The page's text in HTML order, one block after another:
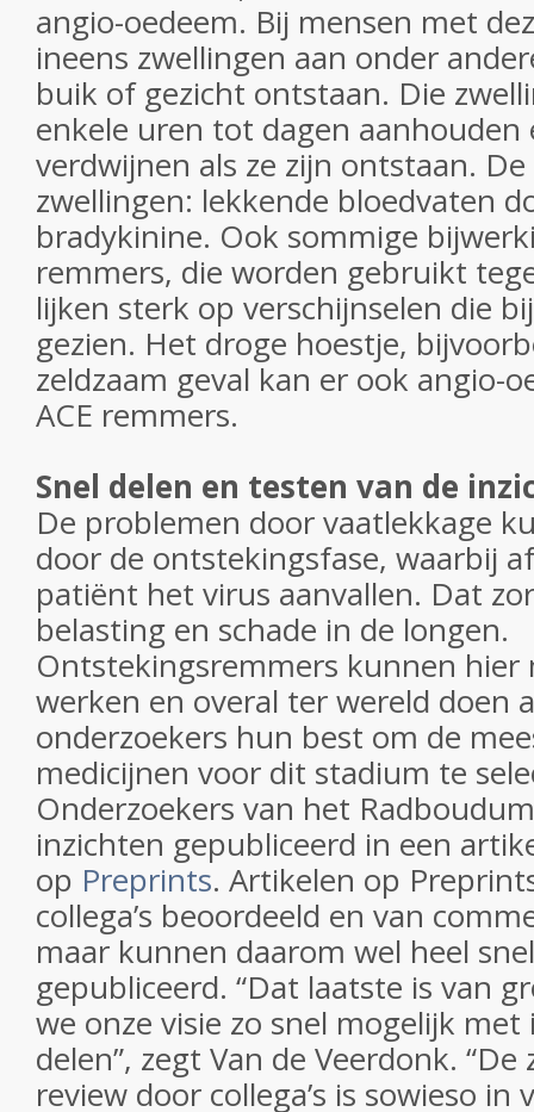
angio-oedeem. Bij mensen met
ineens zwellingen aan onder
buik of gezicht ontstaan. Die
enkele uren tot dagen aanhouden
verdwijnen als ze zijn ontstaan.
zwellingen: lekkende bloedvaten
bradykinine. Ook sommige
remmers, die worden gebruikt
lijken sterk op verschijnselen die
gezien. Het droge hoestje,
zeldzaam geval kan er ook angio-
ACE remmers.
Snel delen en testen van de
De problemen door vaatlekkage
door de ontstekingsfase, waarbij
patiënt het virus aanvallen. Dat
belasting en schade in de longen.
Ontstekingsremmers kunnen hier
werken en overal ter wereld doen
onderzoekers hun best om de
medicijnen voor dit stadium te
Onderzoekers van het
inzichten gepubliceerd in een
op Preprints. Artikelen op
collega’s beoordeeld en van
maar kunnen daarom wel heel
gepubliceerd. “Dat laatste is van
we onze visie zo snel mogelijk
delen”, zegt Van de Veerdonk.
review door collega’s is sowieso in